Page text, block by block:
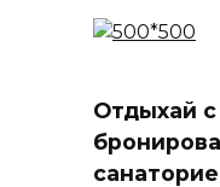
Отдыхай